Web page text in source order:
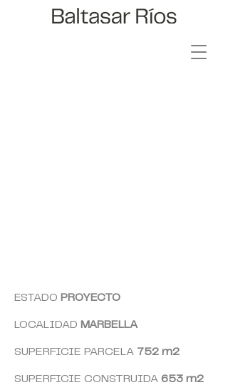
ESTADO PROYECTO
LOCALIDAD MARBELLA
SUPERFICIE PARCELA 752 m2
SUPERFICIE CONSTRUIDA 653 m2